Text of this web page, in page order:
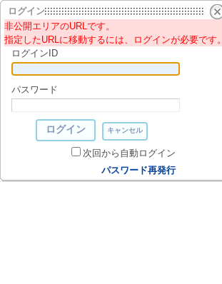
ログイン
非公開エリアのURLです。
指定したURLに移動するには、ログインが必要です。
ログインID
パスワード
次回から自動ログイン
パスワード再発行